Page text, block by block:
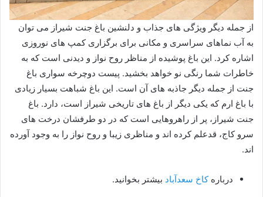
از جمله دیگر ویژگی های جذاب و دلنشین باغ جنت شیراز می توان
به آب نماهای سراسری و مکانی برای برگزاری کمپ های نوروزی
اشاره کرد. این باغ پوشیده از مناظر روح نواز و دیدنی است که به
خاطرات شما رنگی نو خواهد بخشید. پیست دوچرخه سواری باغ
جنت از جمله دیگر جاذبه های آن است. این باغ شباهت بسیار زیادی
با باغ ارم که یکی دیگر از باغ های تاریخی شیراز است، دارد. باغ
جنت شیراز، پر از راهروهایی است که در دو طرفشان درخت های
سرو کاج، قدعلم کرده اند و مناظری زیبا و روح نواز را به وجود آورده
اند.
دربارهکاخ سعدآباد بیشتر بخوانید.